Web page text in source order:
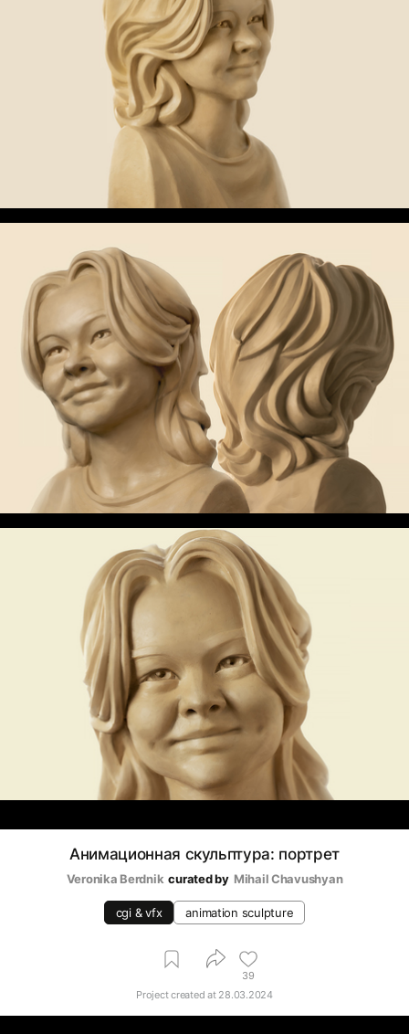
Анимационная скульптура: портрет
Veronika Berdnik curated by Mihail Chavushyan
cgi & vfx animation sculpture
39
Project created at 28.03.2024